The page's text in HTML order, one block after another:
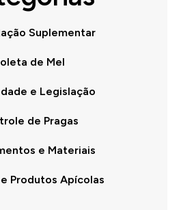
Suplementar
de Mel
e Legislação
de Pragas
e Materiais
Produtos Apícolas